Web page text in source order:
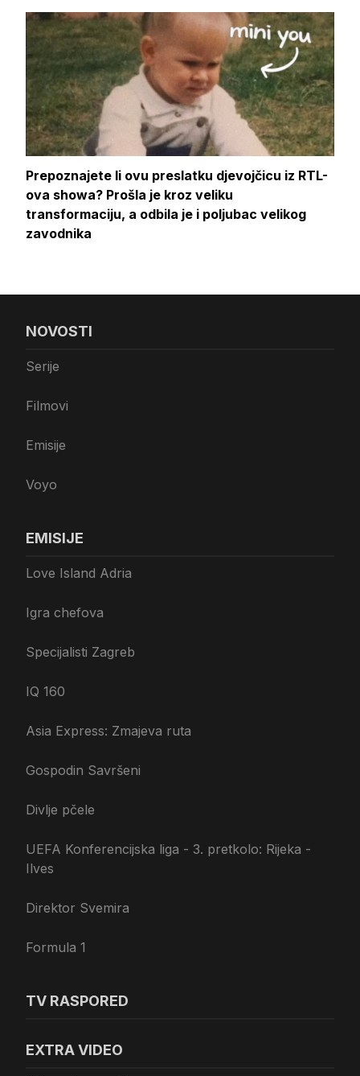
Prepoznajete li ovu preslatku djevojčicu iz RTL-
ova showa? Prošla je kroz veliku
transformaciju, a odbila je i poljubac velikog
zavodnika
NOVOSTI
Serije
Filmovi
Emisije
Voyo
EMISIJE
Love Island Adria
Igra chefova
Specijalisti Zagreb
IQ 160
Asia Express: Zmajeva ruta
Gospodin Savršeni
Divlje pčele
UEFA Konferencijska liga - 3. pretkolo: Rijeka -
Ilves
Direktor Svemira
Formula 1
TV RASPORED
EXTRA VIDEO